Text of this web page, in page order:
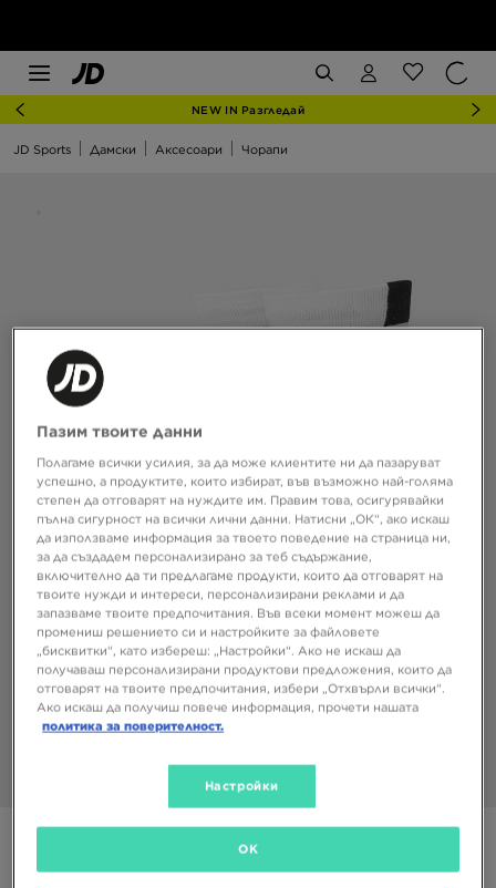
NEW IN Разгледай
JD Sports Дамски Аксесоари Чорапи
Пазим твоите данни
Полагаме всички усилия, за да може клиентите ни да пазаруват
успешно, а продуктите, които избират, във възможно най-голяма
степен да отговарят на нуждите им. Правим това, осигурявайки
пълна сигурност на всички лични данни. Натисни „ОК“, ако искаш
да използваме информация за твоето поведение на страница ни,
за да създадем персонализирано за теб съдържание,
включително да ти предлагаме продукти, които да отговарят на
твоите нужди и интереси, персонализирани реклами и да
запазваме твоите предпочитания. Във всеки момент можеш да
промениш решението си и настройките за файловете
„бисквитки“, като избереш: „Настройки“. Ако не искаш да
получаваш персонализирани продуктови предложения, които да
отговарят на твоите предпочитания, избери „Отхвърли всички“.
Ако искаш да получиш повече информация, прочети нашата
политика за поверителност.
Настройки
OK